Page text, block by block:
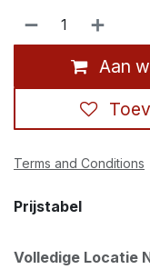
Aan
Terms and Conditions
Prijstabel
Volledige Locatie